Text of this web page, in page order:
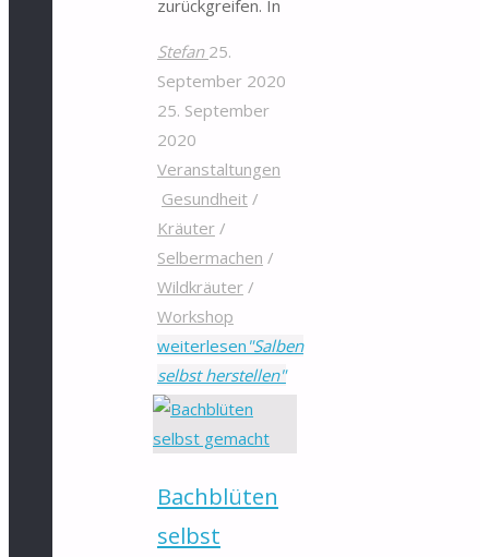
zurückgreifen. In
Stefan 25.
September 2020
25. September
2020
Veranstaltungen
Gesundheit/
Kräuter/
Selbermachen /
Wildkräuter/
Workshop
weiterlesen "Salben
selbst herstellen"
Bachblüten
selbst